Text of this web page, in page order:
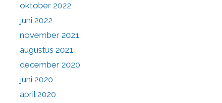
oktober 2022
juni 2022
november 2021
augustus 2021
december 2020
juni 2020
april 2020